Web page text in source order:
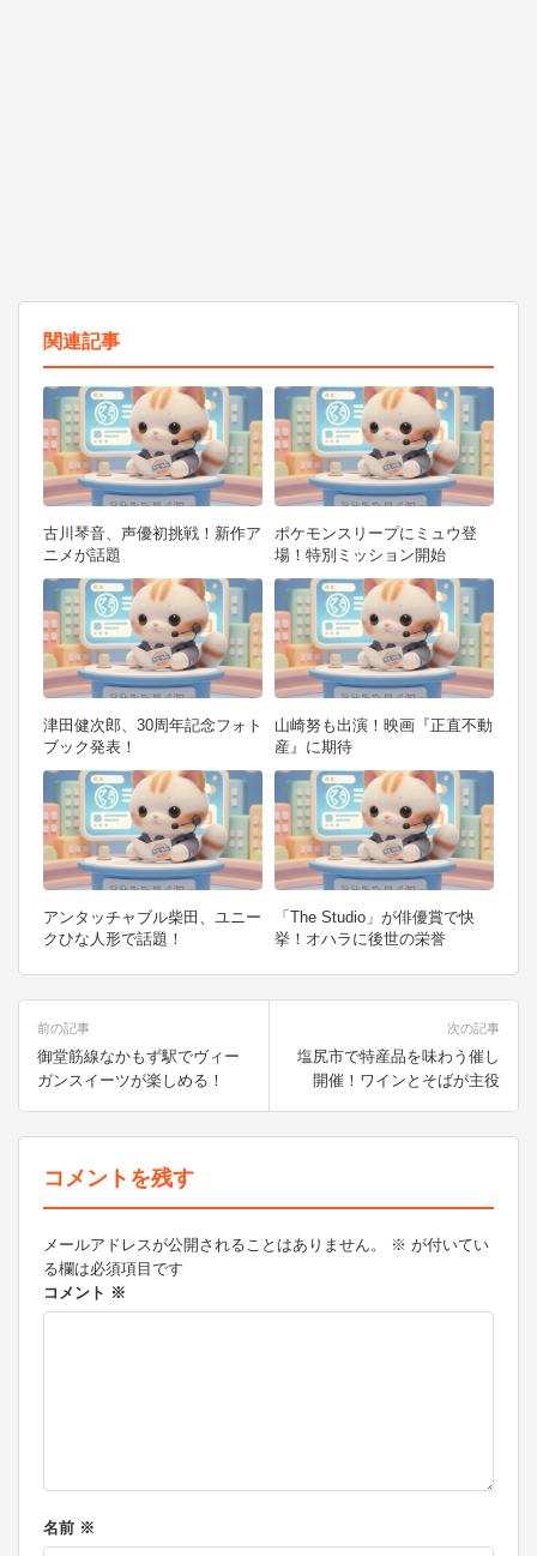
関連記事
古川琴音、声優初挑戦！新作ア
ニメが話題
ポケモンスリープにミュウ登
場！特別ミッション開始
津田健次郎、30周年記念フォト
ブック発表！
山崎努も出演！映画『正直不動
産』に期待
アンタッチャブル柴田、ユニー
クひな人形で話題！
「The Studio」が俳優賞で快
挙！オハラに後世の栄誉
投
稿
ナ
前の記事
御堂筋線なかもず駅でヴィー
ガンスイーツが楽しめる！
次の記事
塩尻市で特産品を味わう催し
開催！ワインとそばが主役
コメントを残す
メールアドレスが公開されることはありません。 ※ が付いてい
る欄は必須項目です
コメント ※
名前 ※